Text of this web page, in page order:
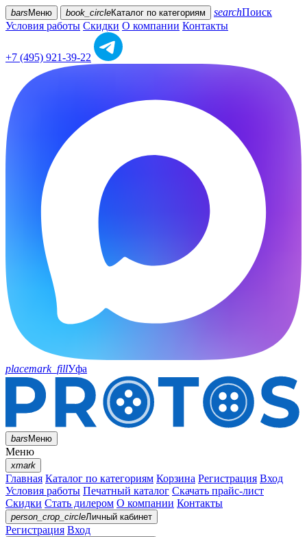
bars Меню book_circleКаталог по категориям searchПоиск
Условия работы Скидки О компании Контакты
+7 (495) 921-39-22
placemark_fillУфа
barsМеню
Меню
xmark
Главная Каталог по категориям Корзина Регистрация Вход
Условия работы Печатный каталог Скачать прайс-лист
Скидки Стать дилером О компании Контакты
person_crop_circleЛичный кабинет
Регистрация Вход